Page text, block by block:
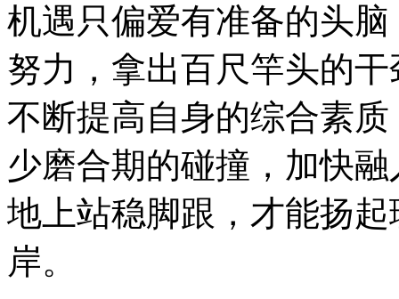
机遇只偏爱有准备的头
努力，拿出百尺竿头的
不断提高自身的综合素
少磨合期的碰撞，加快
地上站稳脚跟，才能扬
岸。